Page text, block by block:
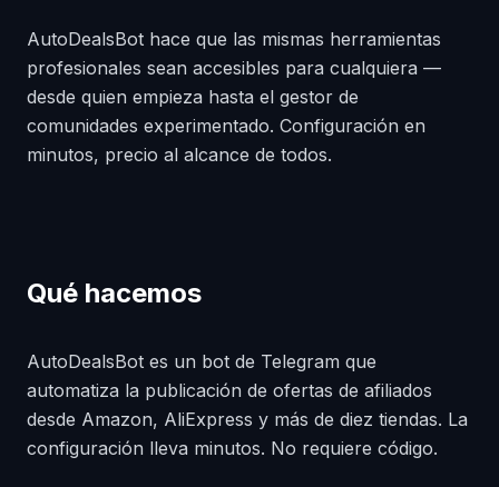
AutoDealsBot hace que las mismas herramientas
profesionales sean accesibles para cualquiera —
desde quien empieza hasta el gestor de
comunidades experimentado. Configuración en
minutos, precio al alcance de todos.
Qué hacemos
AutoDealsBot es un bot de Telegram que
automatiza la publicación de ofertas de afiliados
desde Amazon, AliExpress y más de diez tiendas. La
configuración lleva minutos. No requiere código.